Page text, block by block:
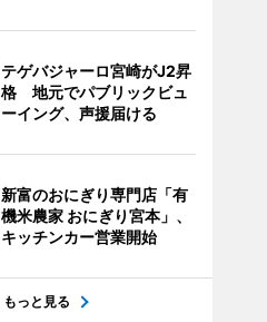
テゲバジャーロ宮崎がJ2昇
格 地元でパブリックビュ
ーイング、声援届ける
新富のおにぎり専門店「有
機米農家 おにぎり宮本」、
キッチンカー営業開始
もっと見る